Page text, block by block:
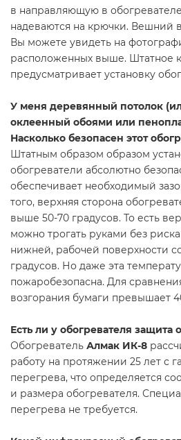
в направляющую в
надеваются на крючки. Вешний
Вы можете увидеть на
расположенных выше. Штатное
предусматривает установку
У меня деревянный потолок
оклеенный обоями или
Насколько безопасен этот
Штатным образом образом
обогреватели абсолютно
обеспечивает необходимый
того, верхняя сторона
выше 50-70 градусов. То есть
можно трогать руками без
нижней, рабочей поверхности
градусов. Но даже эта
пожаробезопасна. Для
возгорания бумаги превышает
Есть ли у обогревателя защита
Обогреватель Алмак ИК-8
работу на протяжении 25 лет с
перегрева, что определяется
и размера обогревателя.
перегрева не требуется.